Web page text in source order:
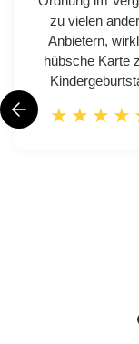
zu vielen
Anbietern,
hübsche Karte